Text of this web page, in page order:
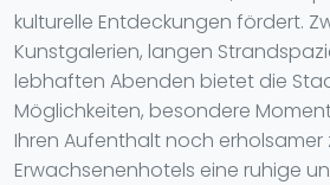
kulturelle Entdeckungen fördert.
Kunstgalerien, langen
lebhaften Abenden bietet die
Möglichkeiten, besondere
Ihren Aufenthalt noch
Erwachsenenhotels eine ruhige